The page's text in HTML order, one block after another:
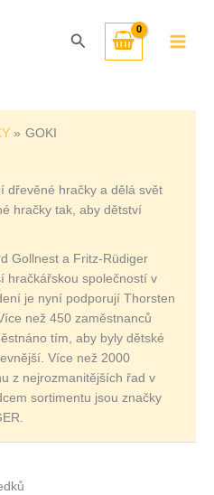
Hledat
GOKI
dřevěné hračky a dělá svět
hračky tak, aby dětství
Gollnest a Fritz-Rüdiger
hračkářskou společností v
je nyní podporují Thorsten
než 450 zaměstnanců
tím, aby byly dětské
Více než 2000
z nejrozmanitějších řad v
sortimentu jsou značky
nejnovějších